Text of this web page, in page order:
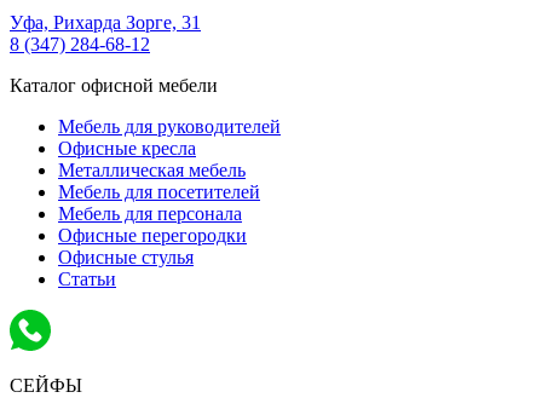
Уфа, Рихарда Зорге, 31
8 (347) 284-68-12
Каталог офисной мебели
Мебель для руководителей
Офисные кресла
Металлическая мебель
Мебель для посетителей
Мебель для персонала
Офисные перегородки
Офисные стулья
Статьи
СЕЙФЫ